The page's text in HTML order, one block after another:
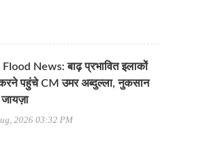
News: बाढ़ प्रभावित इलाकों
करने पहुंचे CM उमर अब्दुल्ला, नुकसान
2026 03:32 PM